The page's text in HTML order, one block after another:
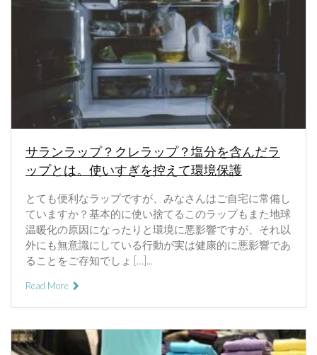
サランラップ？クレラップ？塩分を含んだラ
ップとは。使いすぎを控えて環境保護
とても便利なラップですが、みなさんはご自宅に常備し
ていますか？基本的に使い捨てるこのラップもまた地球
温暖化の原因になったりと環境に悪影響ですが、それ以
外にも無意識にしている行動が実は健康的に悪影響であ
ることをご存知でしょ […]...
Read More